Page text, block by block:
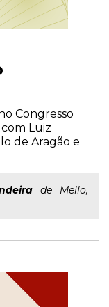
Congresso
Luiz
de Aragão e
de Mello,